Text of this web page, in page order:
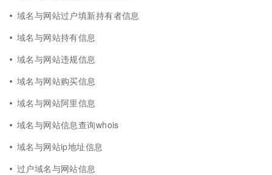
域名与网站过户填新持有者信息
域名与网站持有信息
域名与网站违规信息
域名与网站购买信息
域名与网站阿里信息
域名与网站信息查询whois
域名与网站ip地址信息
过户域名与网站信息